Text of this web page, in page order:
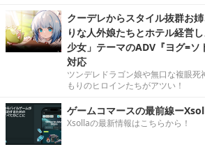
クーデレからスタイル抜群お
りな人外娘たちとホテル経営
少女」テーマのADV『ヨグ=ソ
対応
ツンデレドラゴン娘や無口な複眼死
もりのヒロインたちがアツい！
ゲームコマースの最前線ー
Xsollaの最新情報はこちらから！